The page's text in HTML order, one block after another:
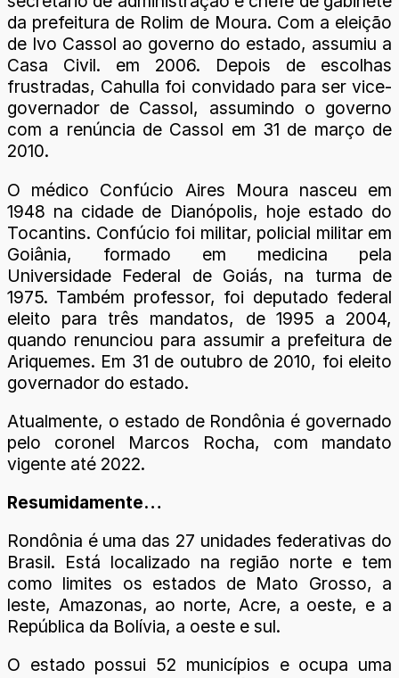
da prefeitura de Rolim de Moura. Com a eleição
de Ivo Cassol ao governo do estado, assumiu a
Casa Civil. em 2006. Depois de escolhas
frustradas, Cahulla foi convidado para ser vice-
governador de Cassol, assumindo o governo
com a renúncia de Cassol em 31 de março de
2010.
O médico Confúcio Aires Moura nasceu em
1948 na cidade de Dianópolis, hoje estado do
Tocantins. Confúcio foi militar, policial militar em
Goiânia, formado em medicina pela
Universidade Federal de Goiás, na turma de
1975. Também professor, foi deputado federal
eleito para três mandatos, de 1995 a 2004,
quando renunciou para assumir a prefeitura de
Ariquemes. Em 31 de outubro de 2010, foi eleito
governador do estado.
Atualmente, o estado de Rondônia é governado
pelo coronel Marcos Rocha, com mandato
vigente até 2022.
Resumidamente…
Rondônia é uma das 27 unidades federativas do
Brasil. Está localizado na região norte e tem
como limites os estados de Mato Grosso, a
leste, Amazonas, ao norte, Acre, a oeste, e a
República da Bolívia, a oeste e sul.
O estado possui 52 municípios e ocupa uma